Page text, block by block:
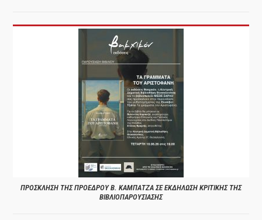
ΠΡΟΣΚΛΗΣΗ ΤΗΣ ΠΡΟΕΔΡΟΥ Β. ΚΑΜΠΑΤΖΑ ΣΕ ΕΚΔΗΛΩΣΗ ΚΡΙΤΙΚΗΣ ΤΗΣ
ΒΙΒΛΙΟΠΑΡΟΥΣΙΑΣΗΣ